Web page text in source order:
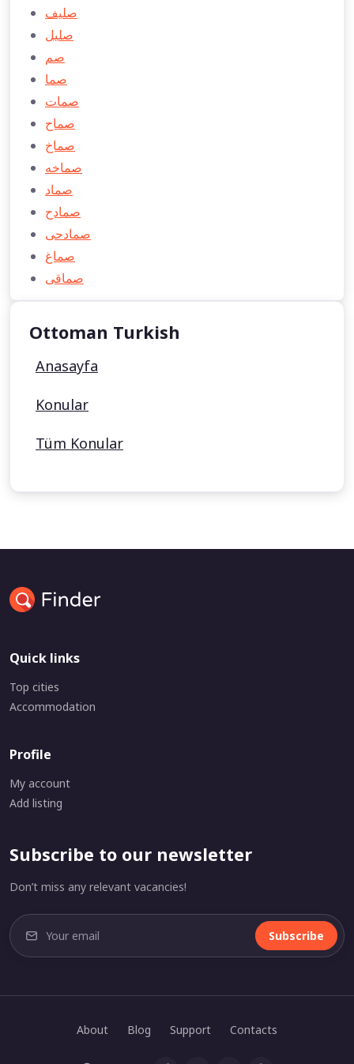
صلیف
صلیل
صم
صما
صمات
صماح
صماخ
صماخه
صماد
صمادح
صمادحی
صماغ
صماقی
Ottoman Turkish
Anasayfa
Konular
Tüm Konular
Quick links
Top cities
Accommodation
Profile
My account
Add listing
Subscribe to our newsletter
Don’t miss any relevant vacancies!
Subscribe
About Blog Support Contacts